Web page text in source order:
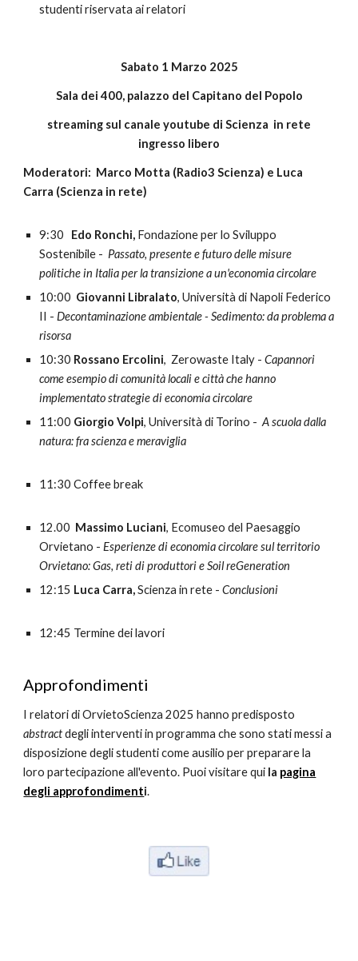
studenti riservata ai relatori
Sabato 1 Marzo 2025
Sala dei 400, palazzo del Capitano del Popolo
streaming sul canale youtube di Scienza in rete
ingresso libero
Moderatori: Marco Motta (Radio3 Scienza) e Luca
Carra (Scienza in rete)
9:30 Edo Ronchi, Fondazione per lo Sviluppo
Sostenibile - Passato, presente e futuro delle misure
politiche in Italia per la transizione a un'economia circolare
10:00 Giovanni Libralato, Università di Napoli Federico
II - Decontaminazione ambientale - Sedimento: da problema a
risorsa
10:30 Rossano Ercolini, Zerowaste Italy - Capannori
come esempio di comunità locali e città che hanno
implementato strategie di economia circolare
11:00 Giorgio Volpi, Università di Torino - A scuola dalla
natura: fra scienza e meraviglia
11:30 Coffee break
12.00 Massimo Luciani, Ecomuseo del Paesaggio
Orvietano - Esperienze di economia circolare sul territorio
Orvietano: Gas, reti di produttori e Soil reGeneration
12:15 Luca Carra,Scienza in rete -Conclusioni
12:45 Terminedei lavori
Approfondimenti
I relatori di OrvietoScienza 2025 hanno predisposto
abstractdegli interventi in programma che sono stati messi a
disposizione degli studenti come ausilio per preparare la
loro partecipazione all'evento. Puoi visitare qui la pagina
degli approfondimenti.